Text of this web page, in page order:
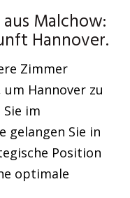
Malchow:
Hannover.
Zimmer
Hannover zu
im
gelangen Sie in
Position
optimale